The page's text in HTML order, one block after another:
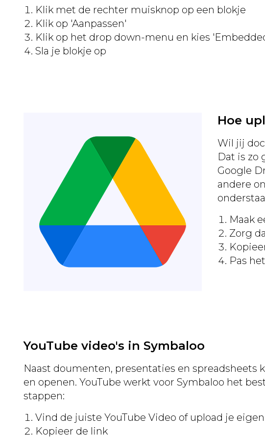
Klik met de rechter muisknop op een blokje
Klik op 'Aanpassen'
Klik op het drop down-menu en kies
Sla je blokje op
Hoe
Wil jij
Dat is zo
Google
andere
Maak
Zorg
Pas
YouTube video's in Symbaloo
Naast doumenten, presentaties en spreadsheets
en openen. YouTube werkt voor Symbaloo het
stappen:
Vind de juiste YouTube Video of upload je
Kopieer de link